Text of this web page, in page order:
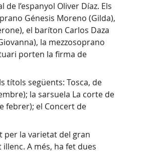
l’espanyol Oliver Díaz. Els
Génesis Moreno (Gilda),
el baríton Carlos Daza
la mezzosoprano
porten la firma de
títols següents: Tosca, de
la sarsuela La corte de
febrer); el Concert de
per la varietat del gran
A més, ha fet dues